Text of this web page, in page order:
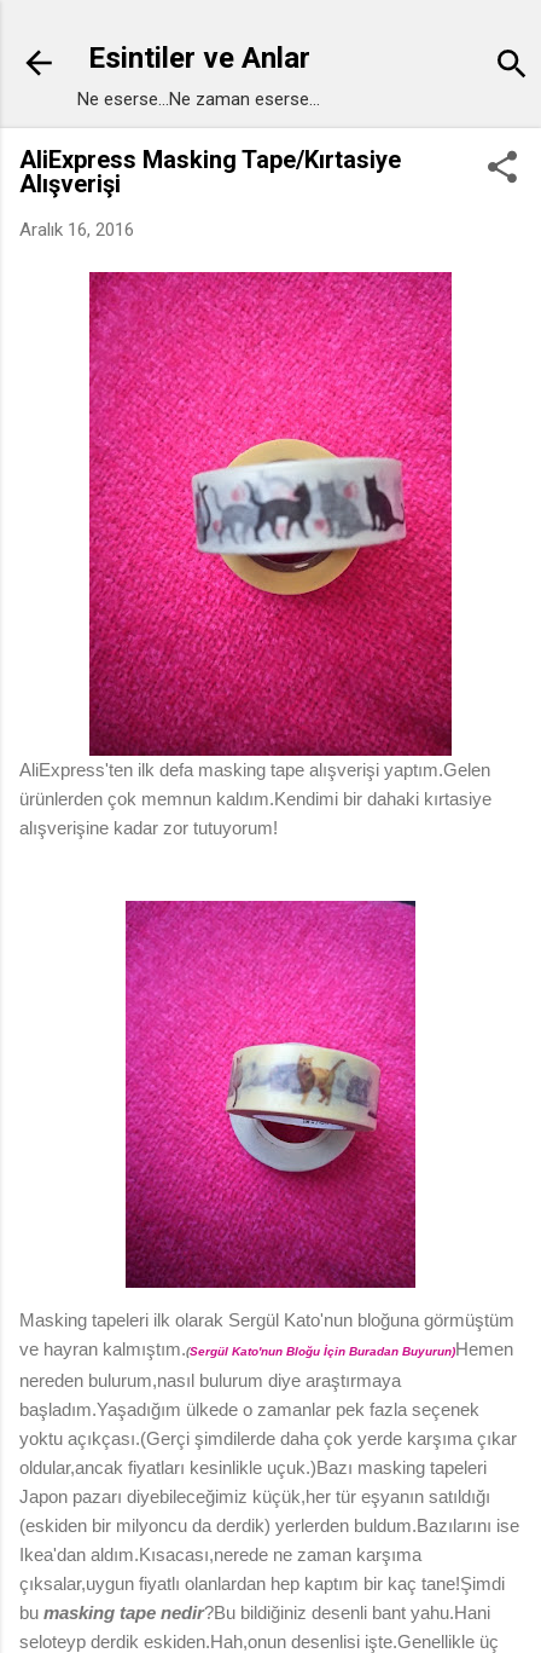
Esintiler ve Anlar
Ne eserse...Ne zaman eserse...
AliExpress Masking Tape/Kırtasiye
Alışverişi
Aralık 16, 2016
AliExpress'ten ilk defa masking tape alışverişi yaptım.Gelen
ürünlerden çok memnun kaldım.Kendimi bir dahaki kırtasiye
alışverişine kadar zor tutuyorum!
Masking tapeleri ilk olarak Sergül Kato'nun bloğuna görmüştüm
ve hayran kalmıştım.(Sergül Kato'nun Bloğu İçin Buradan Buyurun)Hemen
nereden bulurum,nasıl bulurum diye araştırmaya
başladım.Yaşadığım ülkede o zamanlar pek fazla seçenek
yoktu açıkçası.(Gerçi şimdilerde daha çok yerde karşıma çıkar
oldular,ancak fiyatları kesinlikle uçuk.)Bazı masking tapeleri
Japon pazarı diyebileceğimiz küçük,her tür eşyanın satıldığı
(eskiden bir milyoncu da derdik) yerlerden buldum.Bazılarını ise
Ikea'dan aldım.Kısacası,nerede ne zaman karşıma
çıksalar,uygun fiyatlı olanlardan hep kaptım bir kaç tane!Şimdi
bu masking tape nedir?Bu bildiğiniz desenli bant yahu.Hani
seloteyp derdik eskiden.Hah,onun desenlisi işte.Genellikle üç